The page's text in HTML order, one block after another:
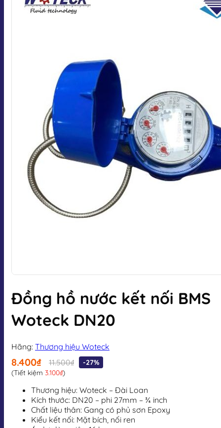
Đồng hồ nước kết nối BMS
Woteck DN20
Hãng: Thương hiệu Woteck
8.400₫ 11.500₫
-27%
(Tiết kiệm 3.100₫)
Thương hiệu: Woteck – Đài Loan
Kích thước: DN20 – phi 27mm – ¾ inch
Chất liệu thân: Gang có phủ sơn Epoxy
Kiểu kết nối: Mặt bích, nối ren